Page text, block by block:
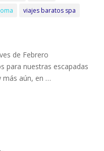
viajes baratos spa
de Febrero
para nuestras escapadas
más aún, en …